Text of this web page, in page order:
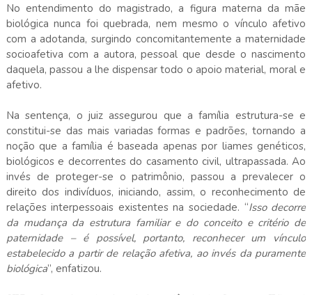
No entendimento do magistrado, a figura materna da mãe
biológica nunca foi quebrada, nem mesmo o vínculo afetivo
com a adotanda, surgindo concomitantemente a maternidade
socioafetiva com a autora, pessoal que desde o nascimento
daquela, passou a lhe dispensar todo o apoio material, moral e
afetivo.
Na sentença, o juiz assegurou que a família estrutura-se e
constitui-se das mais variadas formas e padrões, tornando a
noção que a família é baseada apenas por liames genéticos,
biológicos e decorrentes do casamento civil, ultrapassada. Ao
invés de proteger-se o patrimônio, passou a prevalecer o
direito dos indivíduos, iniciando, assim, o reconhecimento de
relações interpessoais existentes na sociedade. “Isso decorre
da mudança da estrutura familiar e do conceito e critério de
paternidade – é possível, portanto, reconhecer um vínculo
estabelecido a partir de relação afetiva, ao invés da puramente
biológica”, enfatizou.